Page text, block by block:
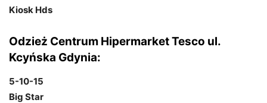
Kiosk Hds
Odzież Centrum Hipermarket Tesco ul.
Kcyńska Gdynia:
5-10-15
Big Star